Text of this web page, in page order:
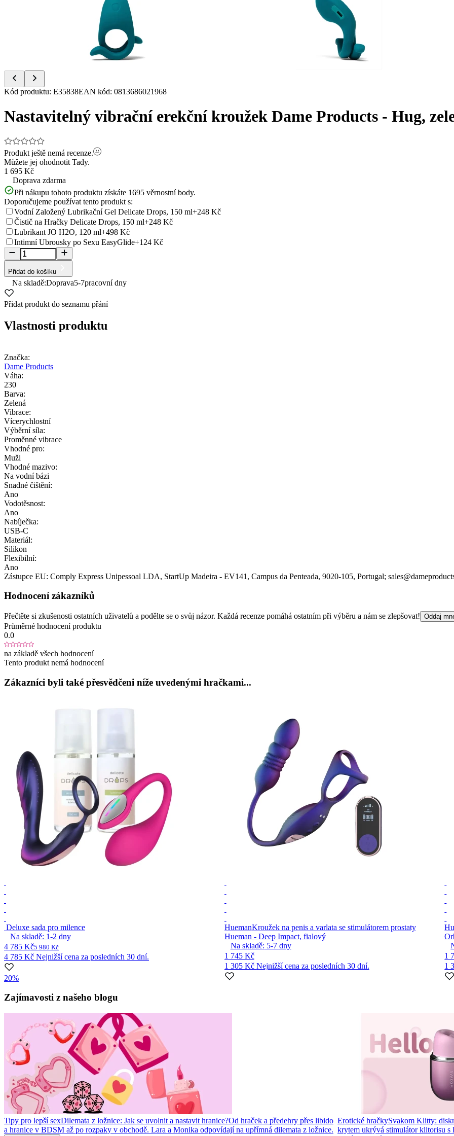
Item
of
Kód produktu: E35838EAN kód: 0813686021968
Nastavitelný vibrační erekční kroužek Dame Products - Hug,
Produkt ještě nemá recenze.
Můžete jej ohodnotit Tady.
1 695 Kč
Doprava zdarma
Při nákupu tohoto produktu získáte 1695 věrnostní body.
Doporučujeme používat tento produkt s:
Vodní Založený Lubrikační Gel Delicate Drops, 150 ml+248 Kč
Čistič na Hračky Delicate Drops, 150 ml+248 Kč
Lubrikant JO H2O, 120 ml+498 Kč
Intimní Ubrousky po Sexu EasyGlide+124 Kč
Přidat do košíku
Na skladě:Doprava5-7pracovní dny
Přidat produkt do seznamu přání
Vlastnosti produktu
Značka:
Dame Products
Váha:
230
Barva:
Zelená
Vibrace:
Vícerychlostní
Výběrní síla:
Proměnné vibrace
Vhodné pro:
Muži
Vhodné mazivo:
Na vodní bázi
Snadné čištění:
Ano
Vodotěsnost:
Ano
Nabíječka:
USB-C
Materiál:
Silikon
Flexibilní:
Ano
Zástupce EU: Comply Express Unipessoal LDA, StartUp Madeira - EV141, Campus da Penteada, 9020-105, Portugal;
Hodnocení zákazníků
Přečtěte si zkušenosti ostatních uživatelů a podělte se o svůj názor. Každá recenze pomáhá ostatním při výběru a nám se zlepšovat! Oddaj
Průměrné hodnocení produktu
0.0
na základě všech hodnocení
Tento produkt nemá hodnocení
Zákazníci byli také přesvědčeni níže uvedenými hračkami...
Deluxe sada pro milence
Na skladě: 1-2 dny
4 785 Kč5 980 Kč
4 785 Kč Nejnižší cena za posledních 30 dní.
20%
HuemanKroužek na penis a varlata se stimulátorem prostaty
Hueman - Deep Impact, fialový
Na skladě: 5-7 dny
1 745 Kč
1 305 Kč Nejnižší cena za posledních 30 dní.
1
1
1
10
Zajímavosti z našeho blogu
Tipy pro lepší sexDilemata z ložnice: Jak se uvolnit a nastavit hranice?Od hraček a předehry přes libido
a hranice v BDSM až po rozpaky v obchodě. Lara a Monika odpovídají na upřímná dilemata z ložnice.
Erotické hračkySvakom Klitty:
krytem ukrývá stimulátor klitorisu s